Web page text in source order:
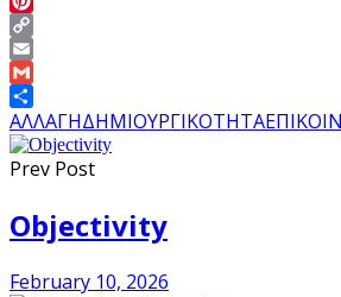
Pinterest
Copy
Link
Email
Gmail
Share
ΑΛΛΑΓΗΔΗΜΙΟΥΡΓΙΚΟΤΗΤΑ
Prev Post
Objectivity
February 10, 2026